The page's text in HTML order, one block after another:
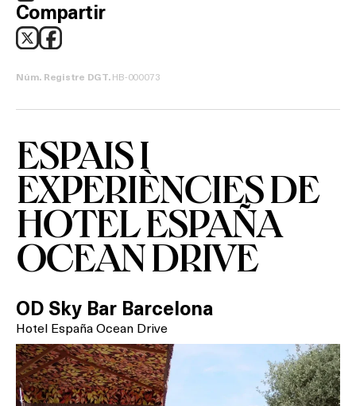
Què vols fer?
Compartir
Núm. Registre DGT.HB-000073
ESPAIS I
EXPERIÈNCIES DE
HOTEL ESPAÑA
OCEAN DRIVE
OD Sky Bar Barcelona
Hotel España Ocean Drive